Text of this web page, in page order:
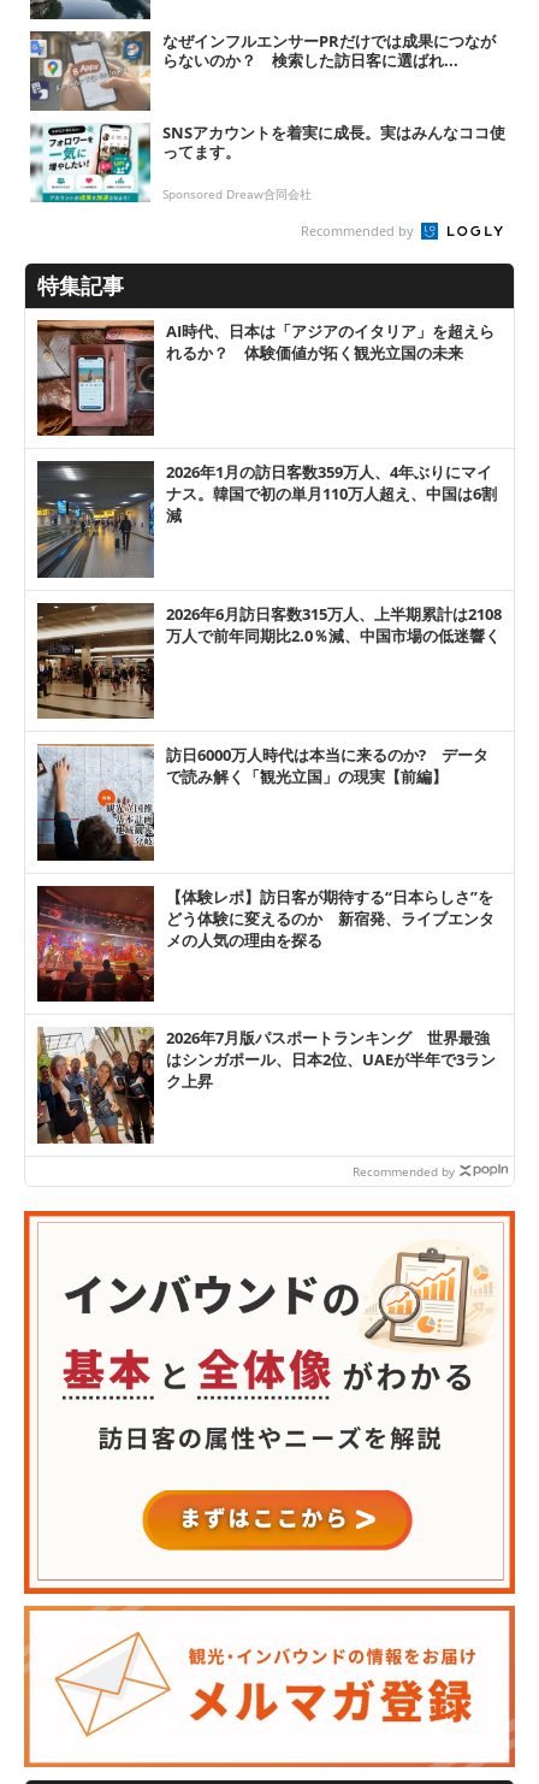
なぜインフルエンサーPRだけでは成果につなが
らないのか？ 検索した訪日客に選ばれ...
SNSアカウントを着実に成長。実はみんなココ使
ってます。
Sponsored Dreaw合同会社
Recommended by
特集記事
AI時代、日本は「アジアのイタリア」を超えら
れるか？ 体験価値が拓く観光立国の未来
2026年1月の訪日客数359万人、4年ぶりにマイ
ナス。韓国で初の単月110万人超え、中国は6割
減
2026年6月訪日客数315万人、上半期累計は2108
万人で前年同期比2.0％減、中国市場の低迷響く
訪日6000万人時代は本当に来るのか? データ
で読み解く「観光立国」の現実【前編】
【体験レポ】訪日客が期待する“日本らしさ”を
どう体験に変えるのか 新宿発、ライブエンタ
メの人気の理由を探る
2026年7月版パスポートランキング 世界最強
はシンガポール、日本2位、UAEが半年で3ラン
ク上昇
Recommended by